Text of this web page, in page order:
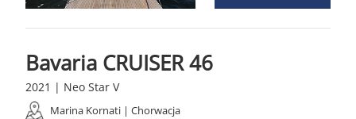
Bavaria CRUISER 46
2021 | Neo Star V
Marina Kornati | Chorwacja